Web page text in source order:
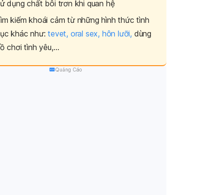
dụng chất bôi trơn khi quan hệ
kiếm khoái cảm từ những hình thức tình
khác như:tevet, oral sex, hôn lưỡi, dùng
chơi tình yêu,…
Quảng Cáo